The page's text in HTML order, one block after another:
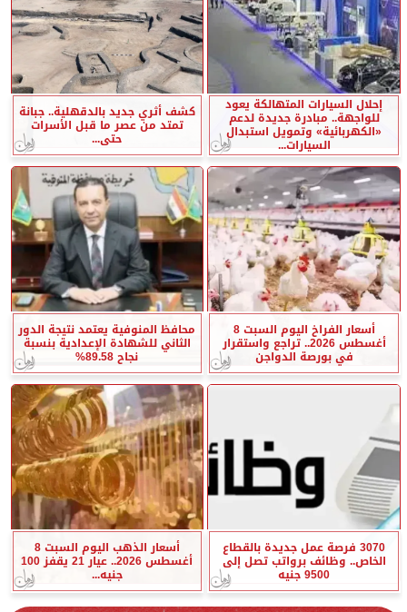
إحلال السيارات المتهالكة يعود
للواجهة.. مبادرة جديدة لدعم
«الكهربائية» وتمويل استبدال
السيارات...
كشف أثري جديد بالدقهلية.. جبانة
تمتد من عصر ما قبل الأسرات
حتى...
أسعار الفراخ اليوم السبت 8
أغسطس 2026.. تراجع واستقرار
في بورصة الدواجن
محافظ المنوفية يعتمد نتيجة الدور
الثاني للشهادة الإعدادية بنسبة
نجاح 89.58%
3070 فرصة عمل جديدة بالقطاع
الخاص.. وظائف برواتب تصل إلى
9500 جنيه
أسعار الذهب اليوم السبت 8
أغسطس 2026.. عيار 21 يقفز 100
جنيه...